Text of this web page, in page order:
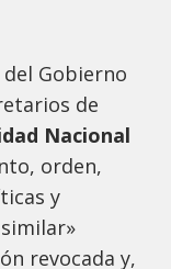
Gobierno
de
Nacional
orden,
y
revocada y,